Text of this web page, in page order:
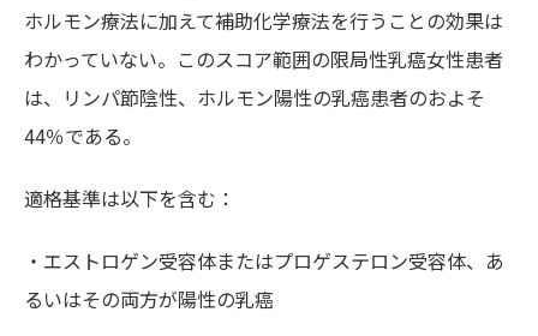
ホルモン療法に加えて補助化学療法を行うことの効果は
わかっていない。このスコア範囲の限局性乳癌女性患者
は、リンパ節陰性、ホルモン陽性の乳癌患者のおよそ
44％である。
適格基準は以下を含む：
・エストロゲン受容体またはプロゲステロン受容体、あ
るいはその両方が陽性の乳癌